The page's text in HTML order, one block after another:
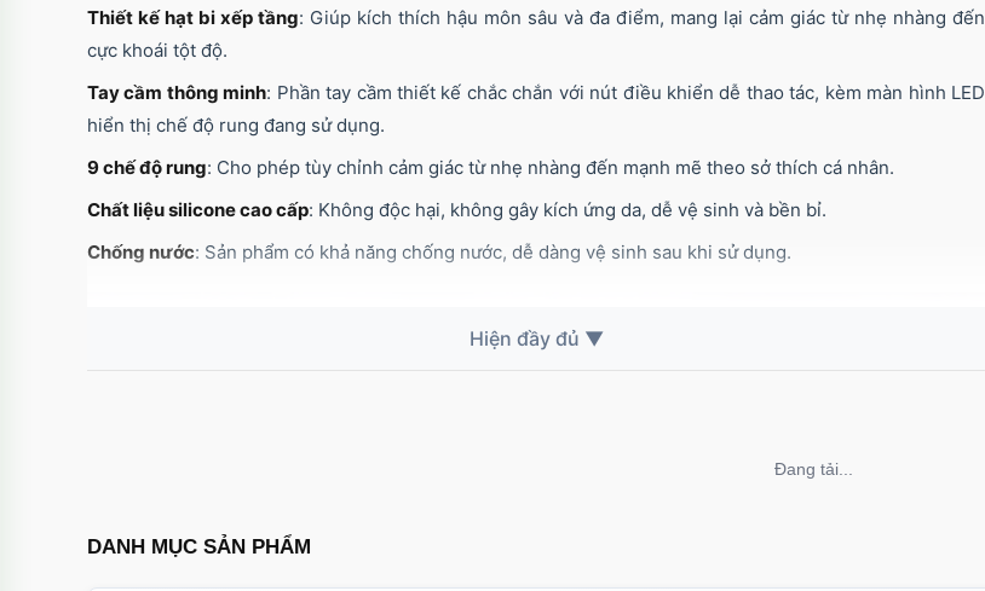
Thiết kế hạt bi xếp tầng: Giúp kích thích hậu môn sâu và đa điểm, mang lại cảm giác từ nhẹ nhàng đến
cực khoái tột độ.
Tay cầm thông minh: Phần tay cầm thiết kế chắc chắn với nút điều khiển dễ thao tác, kèm màn hình LED
hiển thị chế độ rung đang sử dụng.
9 chế độ rung: Cho phép tùy chỉnh cảm giác từ nhẹ nhàng đến mạnh mẽ theo sở thích cá nhân.
Chất liệu silicone cao cấp: Không độc hại, không gây kích ứng da, dễ vệ sinh và bền bỉ.
Chống nước: Sản phẩm có khả năng chống nước, dễ dàng vệ sinh sau khi sử dụng.
Không thể tải nội dung
DANH MỤC SẢN PHẨM